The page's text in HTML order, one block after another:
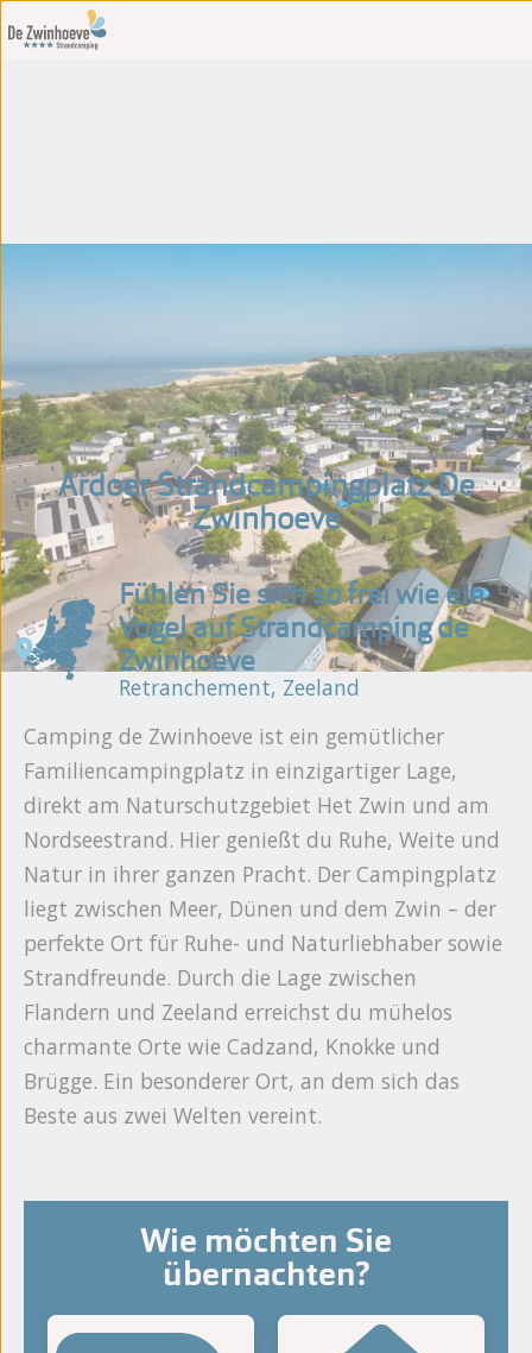
Ardoer Strandcampingplatz De
Zwinhoeve
Fühlen Sie sich so frei wie ein
Vogel auf Strandcamping de
Zwinhoeve
Retranchement, Zeeland
Camping de Zwinhoeve ist ein gemütlicher
Familiencampingplatz in einzigartiger Lage,
direkt am Naturschutzgebiet Het Zwin und am
Nordseestrand. Hier genießt du Ruhe, Weite und
Natur in ihrer ganzen Pracht. Der Campingplatz
liegt zwischen Meer, Dünen und dem Zwin – der
perfekte Ort für Ruhe- und Naturliebhaber sowie
Strandfreunde. Durch die Lage zwischen
Flandern und Zeeland erreichst du mühelos
charmante Orte wie Cadzand, Knokke und
Brügge. Ein besonderer Ort, an dem sich das
Beste aus zwei Welten vereint.
Wie möchten Sie
übernachten?